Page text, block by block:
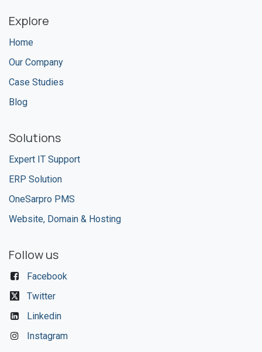
Explore
Home
Our Company
Case Studies
Blog
Solutions
Expert IT Support
ERP Solution
OneSarpro PMS
Website, Domain & Hosting
Follow us
Facebook
Twitter
Linkedin
Instagram